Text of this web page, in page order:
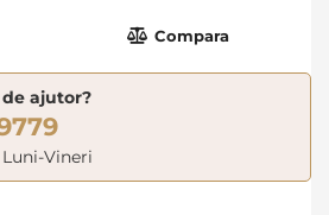
Compara
ajutor?
Luni-Vineri